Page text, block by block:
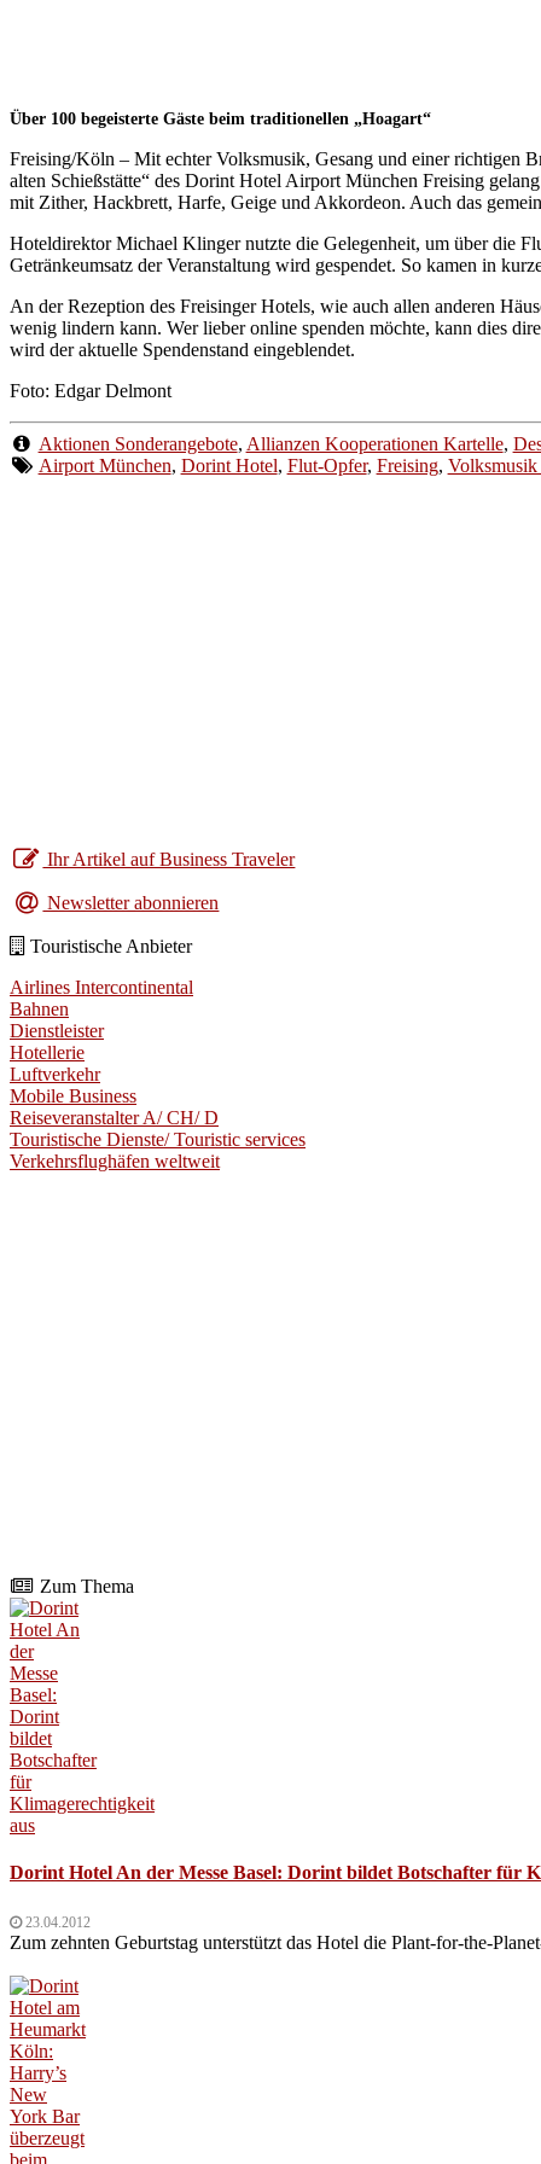
Über 100 begeisterte Gäste beim traditionellen „Hoagart“
Freising/Köln – Mit echter Volksmusik, Gesang und einer richtigen
alten Schießstätte“ des Dorint Hotel Airport München Freising
mit Zither, Hackbrett, Harfe, Geige und Akkordeon. Auch das
Hoteldirektor Michael Klinger nutzte die Gelegenheit, um über die
Getränkeumsatz der Veranstaltung wird gespendet. So kamen in
An der Rezeption des Freisinger Hotels, wie auch allen anderen
wenig lindern kann. Wer lieber online spenden möchte, kann dies
wird der aktuelle Spendenstand eingeblendet.
Foto: Edgar Delmont
Aktionen Sonderangebote, Allianzen Kooperationen Kartelle,
Airport München, Dorint Hotel, Flut-Opfer, Freising,
Ihr Artikel auf Business Traveler
Newsletter abonnieren
Touristische Anbieter
Airlines Intercontinental
Bahnen
Dienstleister
Hotellerie
Luftverkehr
Mobile Business
Reiseveranstalter A/ CH/ D
Touristische Dienste/ Touristic services
Verkehrsflughäfen weltweit
Zum Thema
Dorint Hotel An der Messe Basel: Dorint bildet Botschafter für
23.04.2012
Zum zehnten Geburtstag unterstützt das Hotel die Plant-for-the-